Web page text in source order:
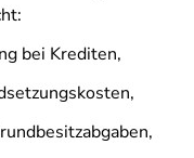
bei Krediten,